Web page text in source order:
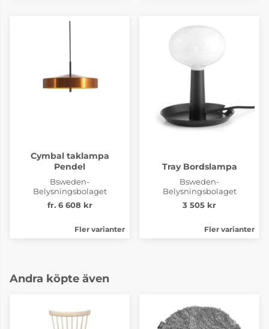
Cymbal taklampa
Pendel
Bsweden-
Belysningsbolaget
fr. 6 608 kr
Fler varianter
Tray Bordslampa
Bsweden-
Belysningsbolaget
3 505 kr
Fler varianter
Andra köpte även